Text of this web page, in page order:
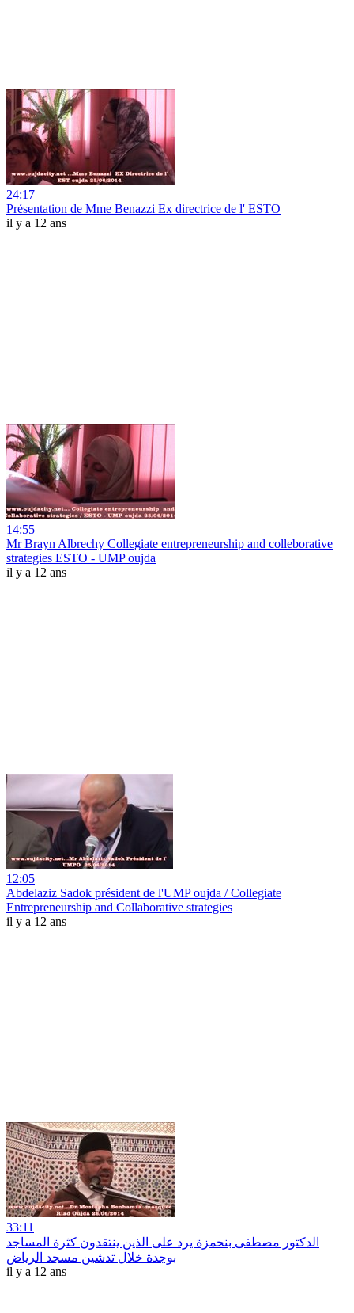
24:17
Présentation de Mme Benazzi Ex directrice de l' ESTO
il y a 12 ans
14:55
Mr Brayn Albrechy Collegiate entrepreneurship and colleborative
strategies ESTO - UMP oujda
il y a 12 ans
12:05
Abdelaziz Sadok président de l'UMP oujda / Collegiate
Entrepreneurship and Collaborative strategies
il y a 12 ans
33:11
الدكتور مصطفى بنحمزة يرد على الذين ينتقدون كثرة المساجد
بوجدة خلال تدشين مسجد الرياض
il y a 12 ans